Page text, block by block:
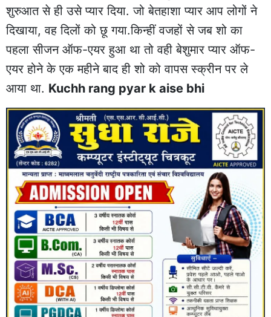
शुरुआत से ही उसे प्यार दिया. जो बेतहाशा प्यार आप लोगों ने
दिखाया, वह दिलों को छू गया.किन्हीं वजहों से जब शो का
पहला सीजन ऑफ-एयर हुआ था तो वही बेशुमार प्यार ऑफ-
एयर होने के एक महीने बाद ही शो को वापस स्क्रीन पर ले
आया था. Kuchh rang pyar k aise bhi